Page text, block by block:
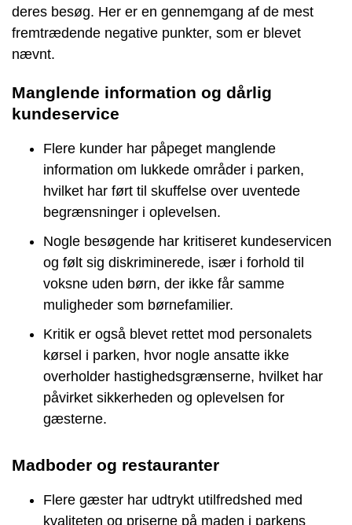
deres besøg. Her er en gennemgang af de mest
fremtrædende negative punkter, som er blevet
nævnt.
Manglende information og dårlig
kundeservice
Flere kunder har påpeget manglende
information om lukkede områder i parken,
hvilket har ført til skuffelse over uventede
begrænsninger i oplevelsen.
Nogle besøgende har kritiseret kundeservicen
og følt sig diskriminerede, især i forhold til
voksne uden børn, der ikke får samme
muligheder som børnefamilier.
Kritik er også blevet rettet mod personalets
kørsel i parken, hvor nogle ansatte ikke
overholder hastighedsgrænserne, hvilket har
påvirket sikkerheden og oplevelsen for
gæsterne.
Madboder og restauranter
Flere gæster har udtrykt utilfredshed med
kvaliteten og priserne på maden i parkens